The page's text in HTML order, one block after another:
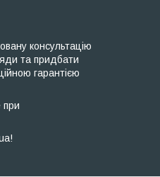
консультацію
та придбати
гарантією
при